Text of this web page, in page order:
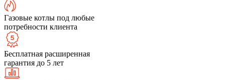
Газовые котлы под любые
потребности клиента
Бесплатная расширенная
гарантия до 5 лет